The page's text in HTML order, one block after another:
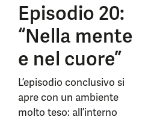
Episodio 20:
“Nella mente
e nel cuore”
L’episodio conclusivo si
apre con un ambiente
molto teso: all’interno